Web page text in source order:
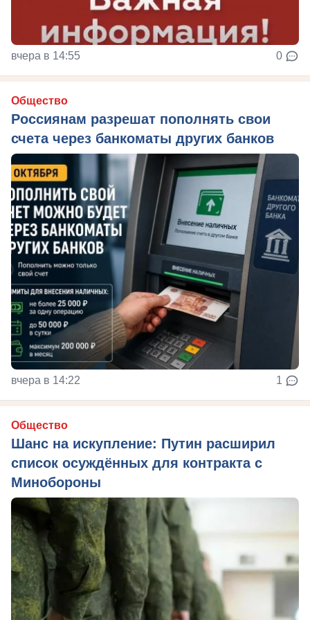
вчера в 14:55 0
Общество
Россиянам разрешат пополнять свои
счета через банкоматы других банков
вчера в 14:22 1
Общество
Шанс на искупление: Путин расширил
список осуждённых для контракта с
Минобороны